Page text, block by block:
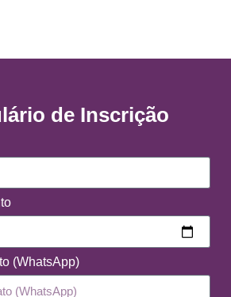
de Inscrição
(WhatsApp)